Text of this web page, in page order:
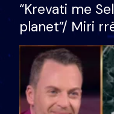
“Krevati me
planet”/ Miri
bukura në
mungojë zilja